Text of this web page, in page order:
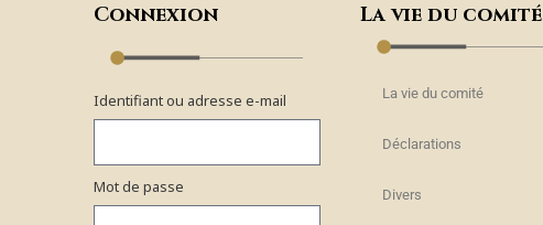
Connexion
Identifiant ou adresse e-mail
Mot de passe
La vie du comité
La vie du comité
Déclarations
Divers